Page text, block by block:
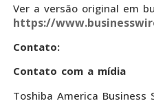
Ver a versão original em
https://
Contato:
Contato com a mídia
Toshiba America Business